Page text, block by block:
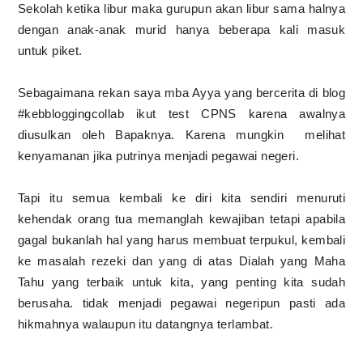
Sekolah ketika libur maka gurupun akan libur sama halnya
dengan anak-anak murid hanya beberapa kali masuk
untuk piket.
Sebagaimana rekan saya mba Ayya yang bercerita di blog
#kebbloggingcollab ikut test CPNS karena awalnya
diusulkan oleh Bapaknya. Karena mungkin melihat
kenyamanan jika putrinya menjadi pegawai negeri.
Tapi itu semua kembali ke diri kita sendiri menuruti
kehendak orang tua memanglah kewajiban tetapi apabila
gagal bukanlah hal yang harus membuat terpukul, kembali
ke masalah rezeki dan yang di atas Dialah yang Maha
Tahu yang terbaik untuk kita, yang penting kita sudah
berusaha. tidak menjadi pegawai negeripun pasti ada
hikmahnya walaupun itu datangnya terlambat.